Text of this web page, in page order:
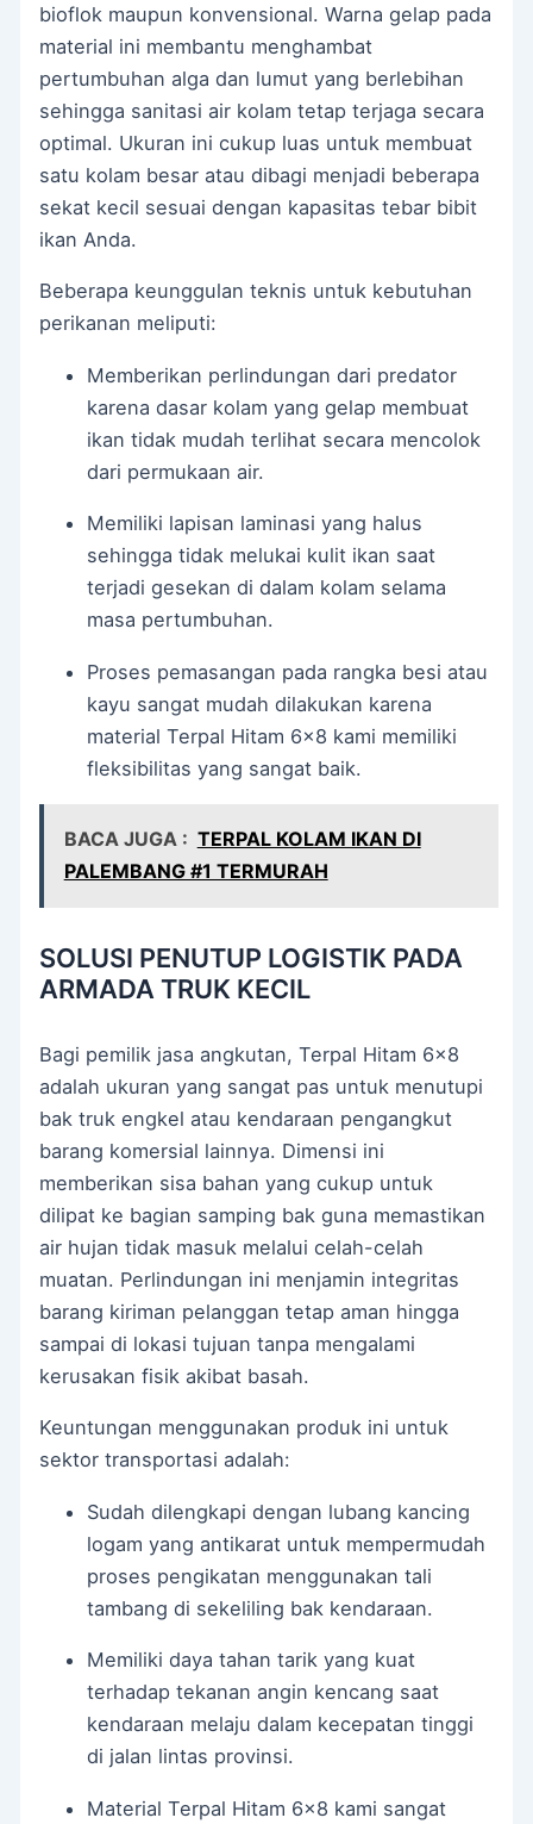
bioflok maupun konvensional. Warna gelap pada
material ini membantu menghambat
pertumbuhan alga dan lumut yang berlebihan
sehingga sanitasi air kolam tetap terjaga secara
optimal. Ukuran ini cukup luas untuk membuat
satu kolam besar atau dibagi menjadi beberapa
sekat kecil sesuai dengan kapasitas tebar bibit
ikan Anda.
Beberapa keunggulan teknis untuk kebutuhan
perikanan meliputi:
Memberikan perlindungan dari predator
karena dasar kolam yang gelap membuat
ikan tidak mudah terlihat secara mencolok
dari permukaan air.
Memiliki lapisan laminasi yang halus
sehingga tidak melukai kulit ikan saat
terjadi gesekan di dalam kolam selama
masa pertumbuhan.
Proses pemasangan pada rangka besi atau
kayu sangat mudah dilakukan karena
material Terpal Hitam 6×8 kami memiliki
fleksibilitas yang sangat baik.
BACA JUGA : TERPAL KOLAM IKAN DI
PALEMBANG #1 TERMURAH
SOLUSI PENUTUP LOGISTIK PADA
ARMADA TRUK KECIL
Bagi pemilik jasa angkutan, Terpal Hitam 6×8
adalah ukuran yang sangat pas untuk menutupi
bak truk engkel atau kendaraan pengangkut
barang komersial lainnya. Dimensi ini
memberikan sisa bahan yang cukup untuk
dilipat ke bagian samping bak guna memastikan
air hujan tidak masuk melalui celah-celah
muatan. Perlindungan ini menjamin integritas
barang kiriman pelanggan tetap aman hingga
sampai di lokasi tujuan tanpa mengalami
kerusakan fisik akibat basah.
Keuntungan menggunakan produk ini untuk
sektor transportasi adalah:
Sudah dilengkapi dengan lubang kancing
logam yang antikarat untuk mempermudah
proses pengikatan menggunakan tali
tambang di sekeliling bak kendaraan.
Memiliki daya tahan tarik yang kuat
terhadap tekanan angin kencang saat
kendaraan melaju dalam kecepatan tinggi
di jalan lintas provinsi.
Material Terpal Hitam 6×8 kami sangat